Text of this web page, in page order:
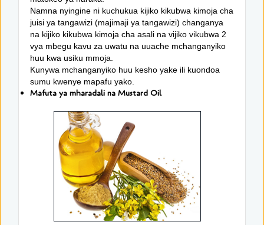
Namna nyingine ni kuchukua kijiko kikubwa kimoja cha
juisi ya tangawizi (majimaji ya tangawizi) changanya
na kijiko kikubwa kimoja cha asali na vijiko vikubwa 2
vya mbegu kavu za uwatu na uuache mchanganyiko
huu kwa usiku mmoja.
Kunywa mchanganyiko huu kesho yake ili kuondoa
sumu kwenye mapafu yako.
Mafuta ya mharadali na Mustard Oil